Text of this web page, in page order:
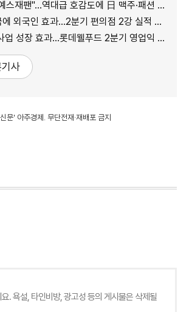
재팬"…역대급 호감도에 日 맥주·패션 '날개'
외국인 효과…2분기 편의점 2강 실적 날았다
성장 효과…롯데웰푸드 2분기 영업익 89%↑
사
' 아주경제. 무단전재·재배포 금지